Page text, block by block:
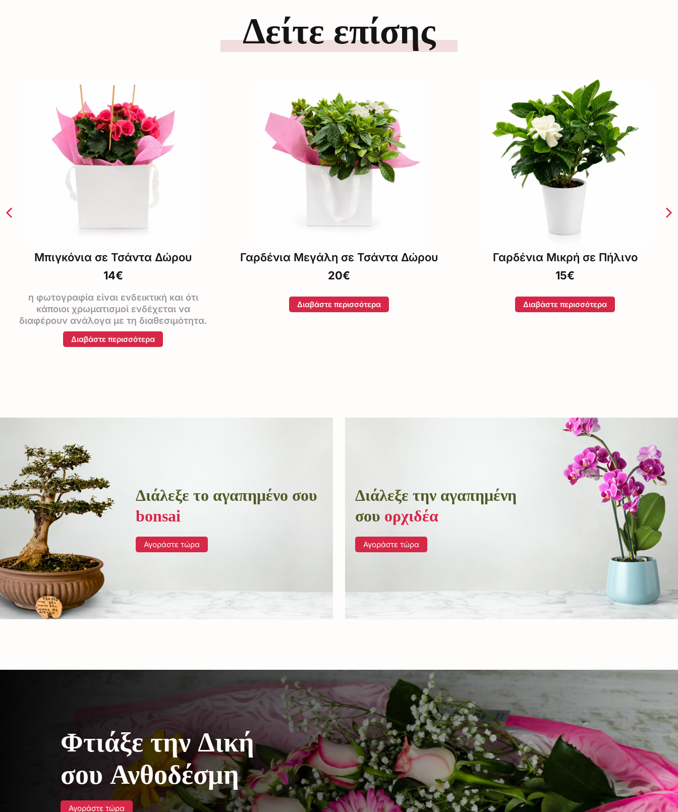
Δείτε επίσης
Μπιγκόνια σε Τσάντα Δώρου
14€
η φωτογραφία είναι ενδεικτική και ότι
κάποιοι χρωματισμοί ενδέχεται να
διαφέρουν ανάλογα με τη διαθεσιμότητα.
Διαβάστε περισσότερα
Γαρδένια Μεγάλη σε Τσάντα Δώρου
20€
Διαβάστε περισσότερα
Γαρδένια Μικρή σε Πήλινο
15€
Διαβάστε περισσότερα
Διάλεξε το αγαπημένο σου
bonsai
Αγοράστε τώρα
Διάλεξε την αγαπημένη
σου ορχιδέα
Αγοράστε τώρα
Φτιάξε την Δική
σου Ανθοδέσμη
Αγοράστε τώρα